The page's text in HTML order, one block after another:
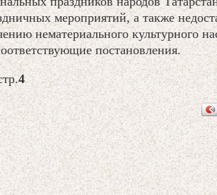
мероприятий, а также
нематериального культурного
постановления.
4